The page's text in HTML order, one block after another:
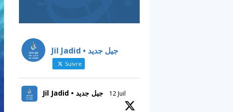
Jil Jadid • جيل جديد
Suivre
Jil Jadid • جيل جديد 12 Juil